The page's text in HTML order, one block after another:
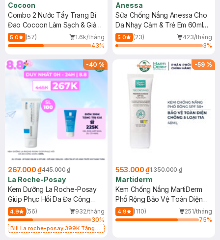
Cocoon
Combo 2 Nước Tẩy Trang Bí
Đao Cocoon Làm Sạch & Giảm
Dầu 500ml
5.0 (57)
1.6k/tháng
43%
Anessa
Sữa Chống Nắng Anessa Cho
Da Nhạy Cảm & Trẻ Em 60ml
(Mới)
5.0 (23)
423/tháng
3%
-40%
267.000 ₫445.000 ₫
La Roche-Posay
Kem Dưỡng La Roche-Posay
Giúp Phục Hồi Da Đa Công
Dụng 40ml
4.9 (56)
932/tháng
30%
Bill La roche-posay 399K Tặng
-59 %
553.000 ₫1.350.000 ₫
Martiderm
Kem Chống Nắng MartiDerm
Phổ Rộng Bảo Vệ Toàn Diện
40ml
4.9 (110)
251/tháng
75%